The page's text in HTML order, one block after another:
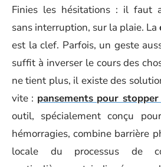
Finies les hésitations : il faut
sans interruption, sur la plaie. La
est la clef. Parfois, un geste
suffit à inverser le cours des
ne tient plus, il existe des
vite : pansements pour
outil, spécialement conçu
hémorragies, combine barrière
locale du processus de